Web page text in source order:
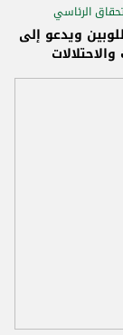
الرئاسي
ويدعو إلى